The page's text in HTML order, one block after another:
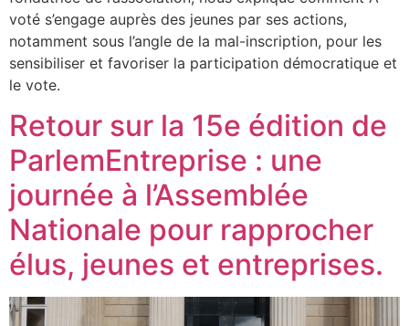
voté s’engage auprès des jeunes par ses actions,
notamment sous l’angle de la mal-inscription, pour les
sensibiliser et favoriser la participation démocratique et
le vote.
Retour sur la 15e édition de
ParlemEntreprise : une
journée à l’Assemblée
Nationale pour rapprocher
élus, jeunes et entreprises.